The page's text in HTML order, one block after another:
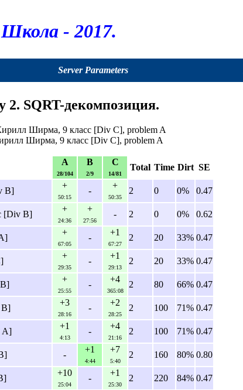
- 2017.
Server Parameters
2. SQRT-декомпозиция.
Ширма, 9 класс [Div C], problem A
Ширма, 9 класс [Div C], problem A
A
28/104
B
2/9
C
14/81
Total Time Dirt SE
B]
+
50:15
-
+
50:35
2 0 0% 0.47
[Div B]
+
24:36
+
27:56
- 2 0 0% 0.62
+
67:05
-
+1
67:27
2 20 33% 0.47
+
29:35
-
+1
29:13
2 20 33% 0.47
+
25:55
-
+4
365:08
2 80 66% 0.47
B]
+3
28:16
-
+2
28:25
2 100 71% 0.47
A]
+1
4:13
-
+4
21:16
2 100 71% 0.47
-
+1
4:44
+7
5:40
2 160 80% 0.80
+10
25:04
-
+1
25:30
2 220 84% 0.47